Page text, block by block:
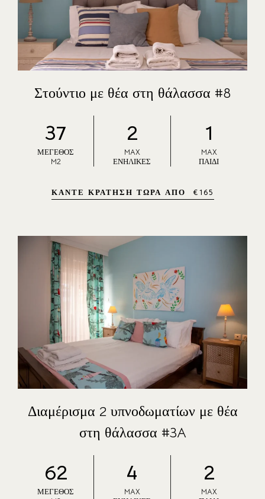
Στούντιο με θέα στη θάλασσα #8
37
ΜΈΓΕΘΟΣ
M2
2
MAX
ΕΝΉΛΙΚΕΣ
1
MAX
ΠΑΙΔΊ
ΚΆΝΤΕ ΚΡΆΤΗΣΗ ΤΏΡΑ ΑΠΌ €165
Διαμέρισμα 2 υπνοδωματίων με θέα
στη θάλασσα #3A
62
ΜΈΓΕΘΟΣ
4
MAX
2
MAX